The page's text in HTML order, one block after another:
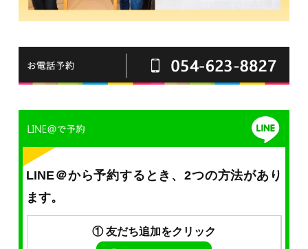
LINE＠から予約するとき、2つの方法があり
ます。
① 友だち追加をクリック